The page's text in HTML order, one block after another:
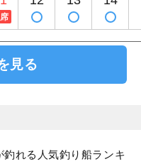
見る
釣れる人気釣り船ランキ